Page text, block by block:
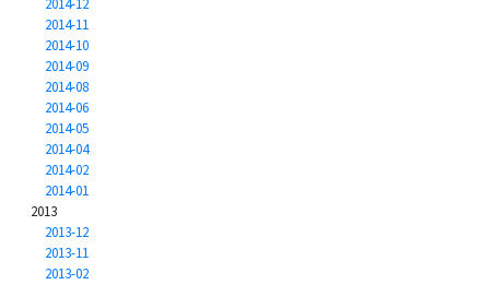
2014-12
2014-11
2014-10
2014-09
2014-08
2014-06
2014-05
2014-04
2014-02
2014-01
2013
2013-12
2013-11
2013-02